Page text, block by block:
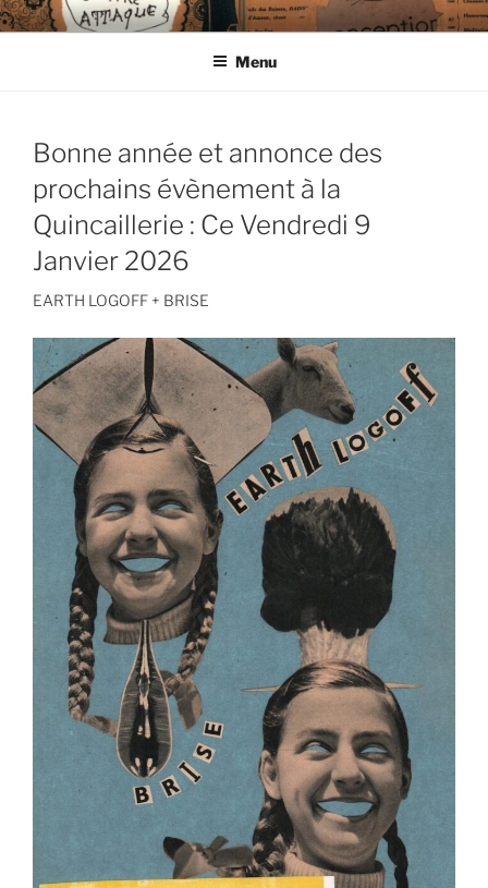
Aller
au
CIE LES ENDIMANCHÉS
Menu
Bonne année et annonce des
prochains évènement à la
Quincaillerie : Ce Vendredi 9
Janvier 2026
EARTH LOGOFF + BRISE